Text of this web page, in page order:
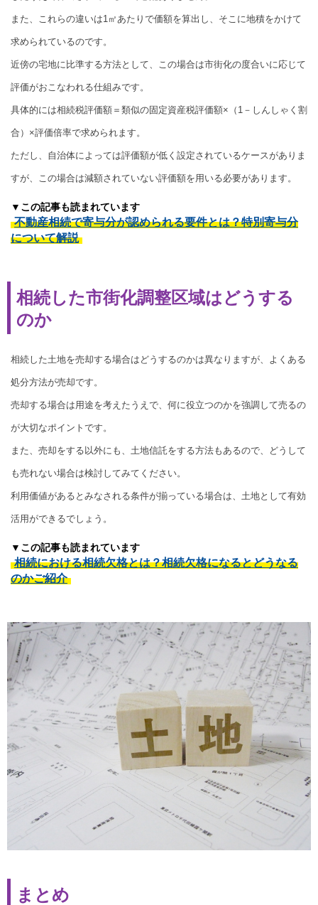
また、これらの違いは1㎡あたりで価額を算出し、そこに地積をかけて
求められているのです。
近傍の宅地に比準する方法として、この場合は市街化の度合いに応じて
評価がおこなわれる仕組みです。
具体的には相続税評価額＝類似の固定資産税評価額×（1－しんしゃく割
合）×評価倍率で求められます。
ただし、自治体によっては評価額が低く設定されているケースがありま
すが、この場合は減額されていない評価額を用いる必要があります。
▼この記事も読まれています
不動産相続で寄与分が認められる要件とは？特別寄与分
について解説
相続した市街化調整区域はどうする
のか
相続した土地を売却する場合はどうするのかは異なりますが、よくある
処分方法が売却です。
売却する場合は用途を考えたうえで、何に役立つのかを強調して売るの
が大切なポイントです。
また、売却をする以外にも、土地信託をする方法もあるので、どうして
も売れない場合は検討してみてください。
利用価値があるとみなされる条件が揃っている場合は、土地として有効
活用ができるでしょう。
▼この記事も読まれています
相続における相続欠格とは？相続欠格になるとどうなる
のかご紹介
まとめ